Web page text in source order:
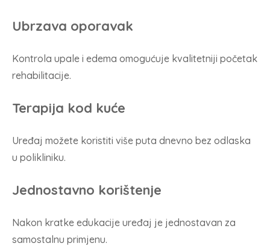
Ubrzava oporavak
Kontrola upale i edema omogućuje kvalitetniji početak
rehabilitacije.
Terapija kod kuće
Uređaj možete koristiti više puta dnevno bez odlaska
u polikliniku.
Jednostavno korištenje
Nakon kratke edukacije uređaj je jednostavan za
samostalnu primjenu.